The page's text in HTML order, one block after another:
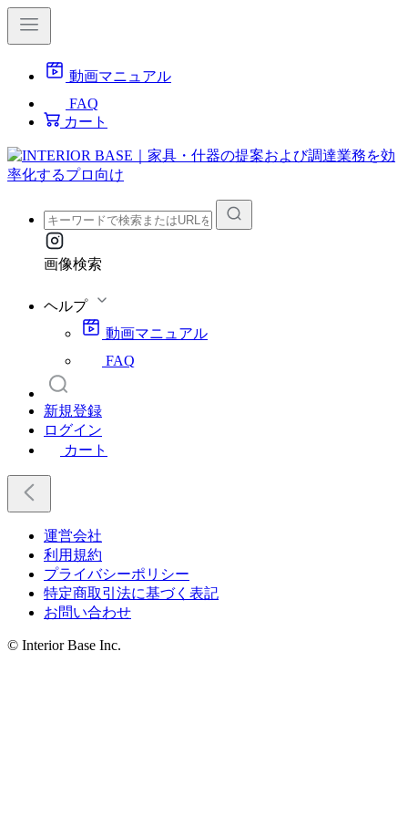
動画マニュアル
FAQ
カート
画像検索
ヘルプ
動画マニュアル
FAQ
新規登録
ログイン
カート
運営会社
利用規約
プライバシーポリシー
特定商取引法に基づく表記
お問い合わせ
© Interior Base Inc.